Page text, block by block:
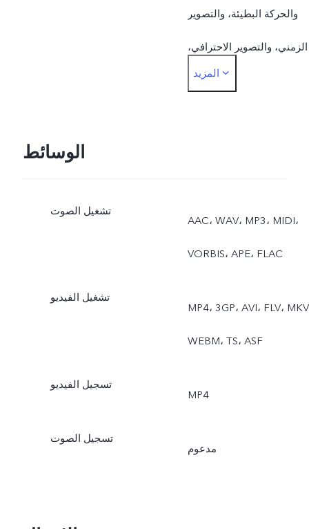
والحركة البطيئة، والتصوير
الزمني، والتصوير الاحترافي،
وبانوراما، والمستنداتالجهة
المزيد
الوسائط
تشغيل الصوت
AAC، ‏WAV، ‏MP3، ‏MIDI،
‏VORBIS، ‏APE، ‏FLAC
تشغيل الفيديو
MP4، ‏3GP، ‏AVI، ‏FLV، ‏MKV،
‏WEBM، ‏TS، ‏ASF
تسجيل الفيديو
MP4
تسجيل الصوت
مدعوم